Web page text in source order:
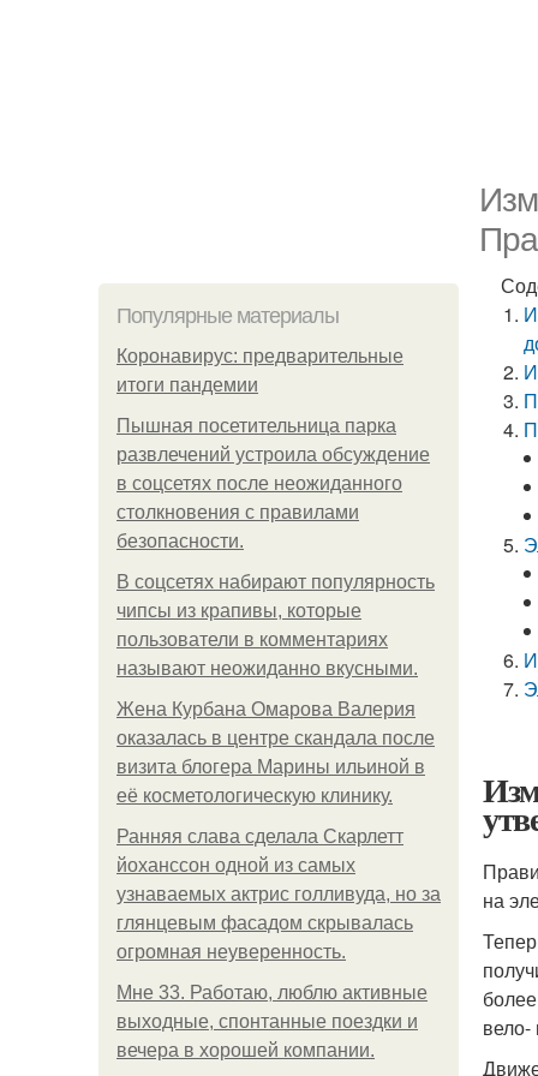
Популярные материалы
Коронавирус: предварительные
итоги пандемии
Пышная посетительница парка
развлечений устроила обсуждение
в соцсетях после неожиданного
столкновения с правилами
безопасности.
В соцсетях набирают популярность
чипсы из крапивы, которые
пользователи в комментариях
называют неожиданно вкусными.
Жена Курбана Омарова Валерия
оказалась в центре скандала после
визита блогера Марины ильиной в
её косметологическую клинику.
Ранняя слава сделала Скарлетт
йоханссон одной из самых
узнаваемых актрис голливуда, но за
глянцевым фасадом скрывалась
огромная неуверенность.
Мне 33. Работаю, люблю активные
выходные, спонтанные поездки и
вечера в хорошей компании.
на